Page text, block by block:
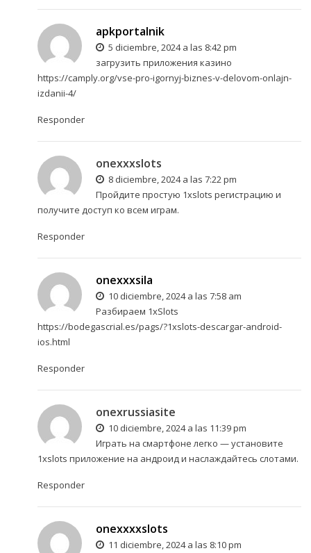
apkportalnik
5 diciembre, 2024 a las 8:42 pm
загрузить приложения казино
https://camply.org/vse-pro-igornyj-biznes-v-delovom-onlajn-
izdanii-4/
Responder
onexxxslots
8 diciembre, 2024 a las 7:22 pm
Пройдите простую 1xslots регистрацию и
получите доступ ко всем играм.
Responder
onexxxsila
10 diciembre, 2024 a las 7:58 am
Разбираем 1xSlots
https://bodegascrial.es/pags/?1xslots-descargar-android-
ios.html
Responder
onexrussiasite
10 diciembre, 2024 a las 11:39 pm
Играть на смартфоне легко — установите
1xslots приложение на андроиди наслаждайтесь слотами.
Responder
onexxxxslots
11 diciembre, 2024 a las 8:10 pm